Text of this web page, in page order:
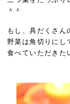
＾＾
もし、具だくさん
野菜は角切りにし
食べていただきた